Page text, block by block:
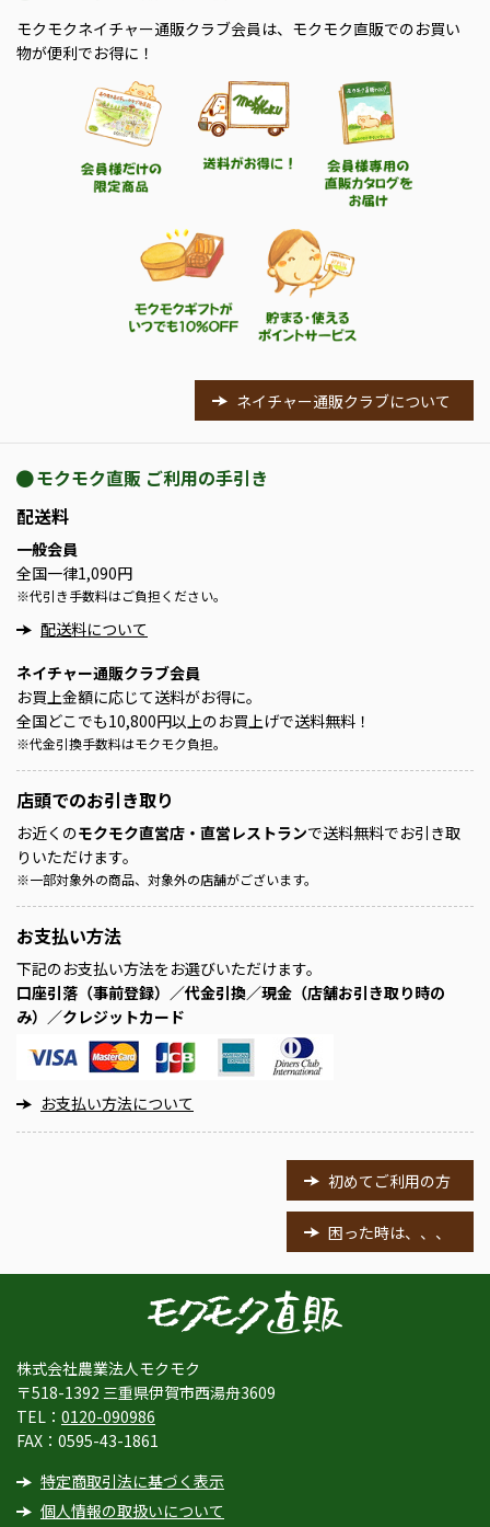
モクモクネイチャー通販クラブ会員は、モクモク直販でのお買い
物が便利でお得に！
ネイチャー通販クラブについて
モクモク直販 ご利用の手引き
配送料
一般会員
全国一律1,090円
※代引き手数料はご負担ください。
配送料について
ネイチャー通販クラブ会員
お買上金額に応じて送料がお得に。
全国どこでも10,800円以上のお買上げで送料無料！
※代金引換手数料はモクモク負担。
店頭でのお引き取り
お近くのモクモク直営店・直営レストランで送料無料でお引き取
りいただけます。
※一部対象外の商品、対象外の店舗がございます。
お支払い方法
下記のお支払い方法をお選びいただけます。
口座引落（事前登録）／代金引換／現金（店舗お引き取り時の
み）／クレジットカード
お支払い方法について
初めてご利用の方
困った時は、、、
株式会社農業法人モクモク
〒518-1392 三重県伊賀市西湯舟3609
TEL： 0120-090986
FAX：0595-43-1861
特定商取引法に基づく表示
個人情報の取扱いについて